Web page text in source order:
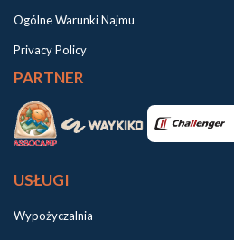
Ogólne Warunki Najmu
Privacy Policy
PARTNER
USŁUGI
Wypożyczalnia